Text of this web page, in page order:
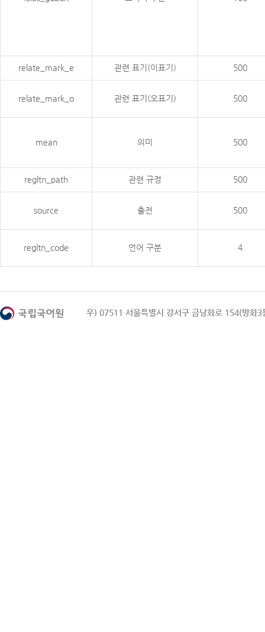
relate_mark_e 관련 표기(이표기) 500
relate_mark_o 관련 표기(오표기) 500
mean 의미 500
regltn_path 관련 규정 500
source 출전 500
regltn_code 언어 구분 4
우) 07511 서울특별시 강서구 금낭화로 154(방화3